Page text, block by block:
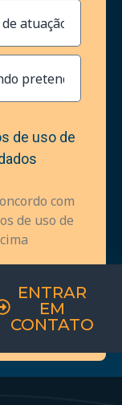
de uso de
com
de uso de
ENTRAR
EM
CONTATO